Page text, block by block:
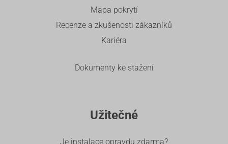
Mapa pokrytí
Recenze a zkušenosti zákazníků
Kariéra
Dokumenty ke stažení
Užitečné
Je instalace opravdu zdarma?